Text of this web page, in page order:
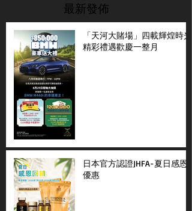
最新發佈
「天河大賭場」四載輝煌時光
精彩禮遇歡慶一整月
日本官方認證JHFA-夏日感恩
優惠